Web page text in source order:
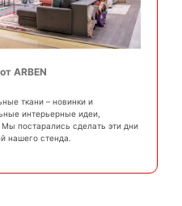
ARBEN
ткани – новинки и
интерьерные идеи,
постарались сделать эти дни
нашего стенда.